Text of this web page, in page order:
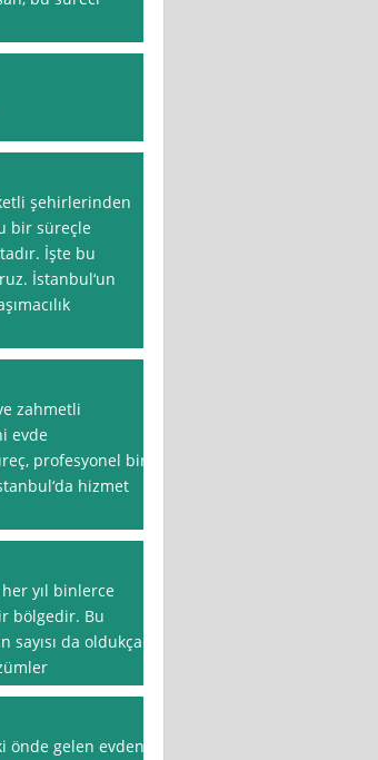
şehirlerinden
bir süreçle
İşte bu
İstanbul‘un
zahmetli
evde
profesyonel bir
hizmet
yıl binlerce
bölgedir. Bu
da oldukça
önde gelen evden